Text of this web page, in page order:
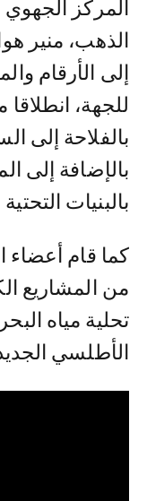
المركز الجهوي
الذهب، منير
إلى الأرقام
للجهة،
بالفلاحة إلى
بالإضافة إلى
بالبنيات
كما قام أعضاء
من المشاريع
تحلية مياه
الأطلسي